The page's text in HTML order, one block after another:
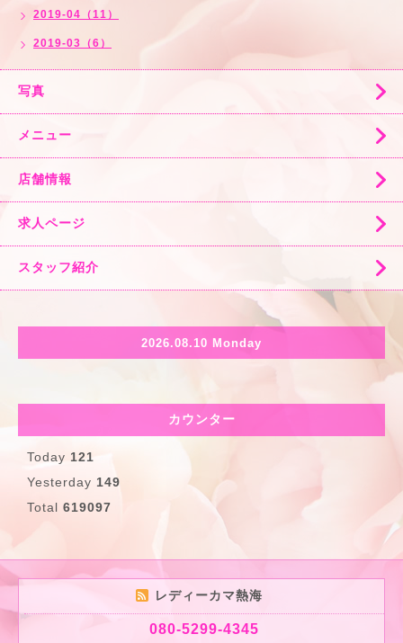
2019-04（11）
2019-03（6）
写真
メニュー
店舗情報
求人ページ
スタッフ紹介
2026.08.10 Monday
カウンター
Today 121
Yesterday 149
Total 619097
レディーカマ熱海
080-5299-4345